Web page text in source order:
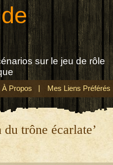
sur le jeu de rôle
À Propos Mes Liens Préférés
trône écarlate’